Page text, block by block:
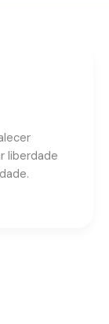
liberdade